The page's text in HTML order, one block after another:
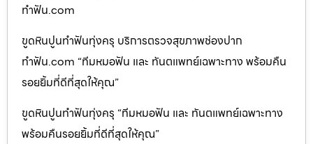
ทำฟัน.com
ขูดหินปูนทำฟันทุ่งครุ บริการตรวจสุขภาพช่องปาก
ทำฟัน.com “ทีมหมอฟัน และ ทันตแพทย์เฉพาะทาง พร้อมคืน
รอยยิ้มที่ดีที่สุดให้คุณ”
ขูดหินปูนทำฟันทุ่งครุ “ทีมหมอฟัน และ ทันตแพทย์เฉพาะทาง
พร้อมคืนรอยยิ้มที่ดีที่สุดให้คุณ”